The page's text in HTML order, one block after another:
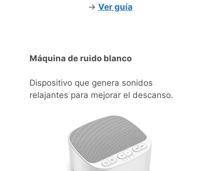
-> Ver guía
Máquina de ruido blanco
Dispositivo que genera sonidos
relajantes para mejorar el descanso.